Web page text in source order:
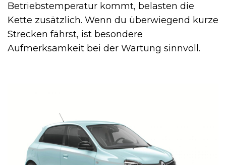
Betriebstemperatur kommt, belasten die
Kette zusätzlich. Wenn du überwiegend kurze
Strecken fährst, ist besondere
Aufmerksamkeit bei der Wartung sinnvoll.